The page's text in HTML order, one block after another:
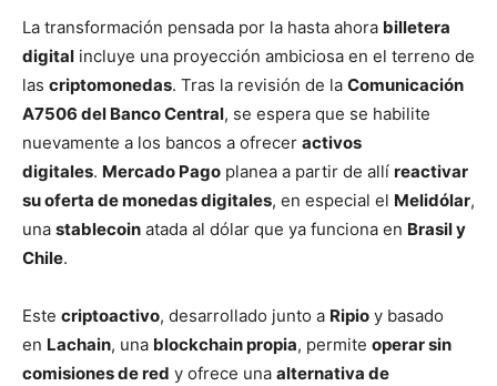
La transformación pensada por la hasta ahora billetera
digital incluye una proyección ambiciosa en el terreno de
las criptomonedas. Tras la revisión de la Comunicación
A7506 del Banco Central, se espera que se habilite
nuevamente a los bancos a ofrecer activos
digitales. Mercado Pago planea a partir de allí reactivar
su oferta de monedas digitales, en especial el Melidólar,
una stablecoin atada al dólar que ya funciona en Brasil y
Chile.
Este criptoactivo, desarrollado junto a Ripio y basado
en Lachain, una blockchain propia, permite operar sin
comisiones de red y ofrece una alternativa de